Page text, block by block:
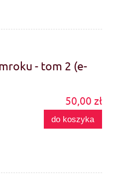
- tom 2 (e-
50,00 zł
do koszyka